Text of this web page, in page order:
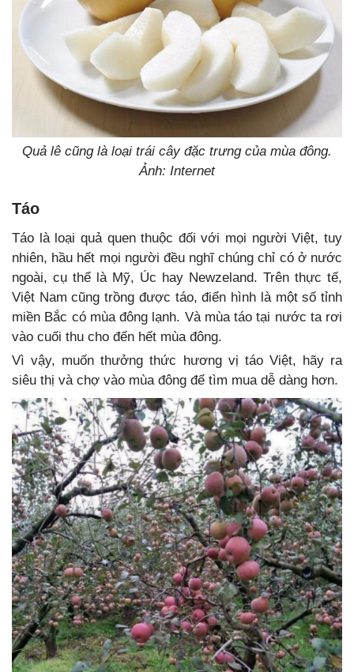
Quả lê cũng là loại trái cây đặc trưng của mùa đông.
Ảnh: Internet
Táo
Táo là loại quả quen thuộc đối với mọi người Việt, tuy
nhiên, hầu hết mọi người đều nghĩ chúng chỉ có ở nước
ngoài, cụ thể là Mỹ, Úc hay Newzeland. Trên thực tế,
Việt Nam cũng trồng được táo, điển hình là một số tỉnh
miền Bắc có mùa đông lạnh. Và mùa táo tại nước ta rơi
vào cuối thu cho đến hết mùa đông.
Vì vậy, muốn thưởng thức hương vị táo Việt, hãy ra
siêu thị và chợ vào mùa đông để tìm mua dễ dàng hơn.